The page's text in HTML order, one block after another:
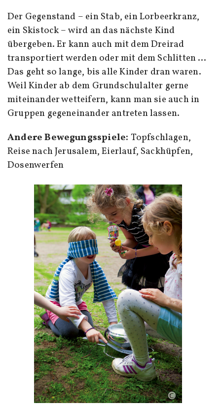
Der Gegenstand – ein Stab, ein Lorbeerkranz,
ein Skistock – wird an das nächste Kind
übergeben. Er kann auch mit dem Dreirad
transportiert werden oder mit dem Schlitten …
Das geht so lange, bis alle Kinder dran waren.
Weil Kinder ab dem Grundschulalter gerne
miteinander wetteifern, kann man sie auch in
Gruppen gegeneinander antreten lassen.
Andere Bewegungsspiele: Topfschlagen,
Reise nach Jerusalem, Eierlauf, Sackhüpfen,
Dosenwerfen